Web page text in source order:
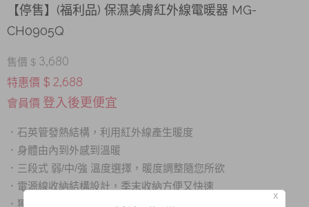
【停售】(福利品) 保濕美膚紅外線電暖器 MG-
CH0905Q
售價 $ 3,680
特惠價 $ 2,688
會員價 登入後更便宜
． 石英管發熱結構，利用紅外線產生暖度
． 身體由內到外感到溫暖
． 三段式 弱/中/強 溫度選擇，暖度調整隨您所欲
． 電源線收納結構設計，季末收納方便又快速
． 獨特420ml水箱結構，產生保濕效果，
X